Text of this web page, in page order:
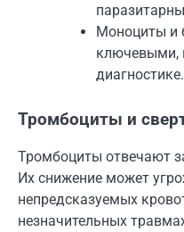
Моноциты и
ключевыми,
диагностике.
Тромбоциты и
Тромбоциты отвечают
Их снижение может
непредсказуемых
незначительных